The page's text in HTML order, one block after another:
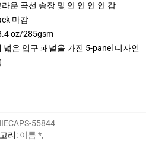
운 곡선 송장 및 안 안 안 안 감
마감
oz/285gsm
은 입구 패널을 가진 5-panel 디자인
55844
리: 이름 *,